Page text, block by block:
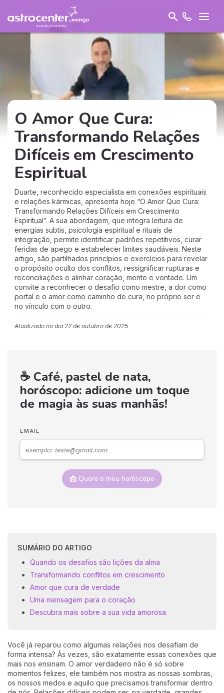
O Amor Que Cura:
Transformando Relações
Difíceis em Crescimento
Espiritual
Duarte, reconhecido especialista em conexões espirituais
e relações kármicas, apresenta hoje “O Amor Que Cura:
Transformando Relações Difíceis em Crescimento
Espiritual”. A sua abordagem, que integra leitura de
energias subtis, psicologia espiritual e rituais de
integração, permite identificar padrões repetitivos, curar
feridas de apego e estabelecer limites saudáveis. Neste
artigo, são partilhados princípios e exercícios para revelar
o propósito oculto dos conflitos, ressignificar rupturas e
reconciliações e alinhar coração, mente e vontade. Um
convite a reconhecer o desafio como mestre, a dor como
portal e o amor como caminho de cura, no próprio ser e
no vínculo com o outro.
Atualizado no dia 22 de outubro de 2025
☕ Café, pastel de nata,
horóscopo: adicione um toque
de magia às suas manhãs!
EMAIL
📩 Quero o meu horóscopo
SUMÁRIO DO ARTIGO
Quando os desafios são lições da alma
Transformando conflitos em crescimento
Amor que cura de verdade
Uma mensagem para o coração
Descubra mais sobre a sua vida amorosa
Você já reparou como algumas relações nos desafiam de
forma intensa? Às vezes, são exatamente essas conexões que
mais nos ensinam. O amor verdadeiro não é só sobre
momentos felizes, ele também nos mostra as nossas sombras,
os nossos medos e aquilo que precisamos transformar dentro